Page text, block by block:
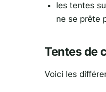
les tentes
ne se prête
Tentes de
Voici les